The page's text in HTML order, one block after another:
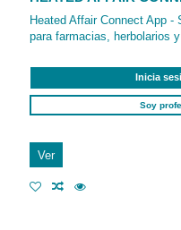
Heated Affair Connect App
para farmacias, herbolarios
Inicia
Soy
Ver